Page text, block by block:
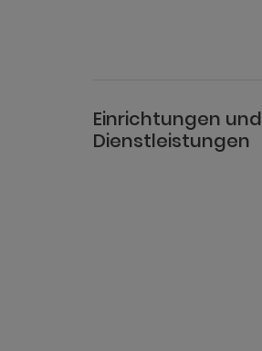
Einrichtungen und
Dienstleistungen